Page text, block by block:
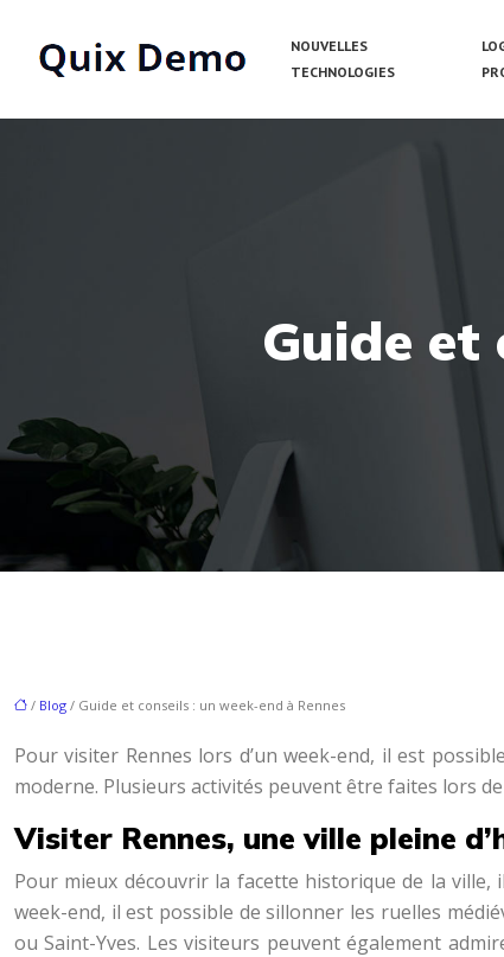
NOUVELLES
TECHNOLOGIES
Guide et
/ Blog / Guide et conseils : un week-end à Rennes
Pour visiter Rennes lors d’un week-end, il est
moderne. Plusieurs activités peuvent être faites lors
Visiter Rennes, une ville pleine
Pour mieux découvrir la facette historique de la
week-end, il est possible de sillonner les ruelles
ou Saint-Yves. Les visiteurs peuvent également